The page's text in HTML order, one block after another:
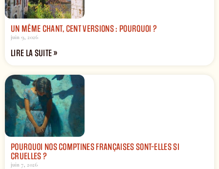
UN MÊME CHANT, CENT VERSIONS : POURQUOI ?
juin 9, 2026
LIRE LA SUITE »
POURQUOI NOS COMPTINES FRANÇAISES SONT-ELLES SI
CRUELLES ?
juin 7, 2026